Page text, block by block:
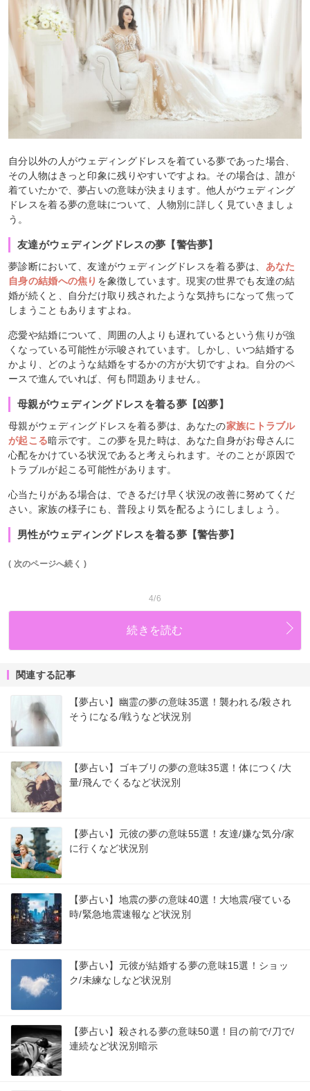
自分以外の人がウェディングドレスを着ている夢であった場合、
その人物はきっと印象に残りやすいですよね。その場合は、誰が
着ていたかで、夢占いの意味が決まります。他人がウェディング
ドレスを着る夢の意味について、人物別に詳しく見ていきましょ
う。
友達がウェディングドレスの夢【警告夢】
夢診断において、友達がウェディングドレスを着る夢は、 あなた
自身の結婚への焦り を象徴しています。現実の世界でも友達の結
婚が続くと、自分だけ取り残されたような気持ちになって焦って
しまうこともありますよね。
恋愛や結婚について、周囲の人よりも遅れているという焦りが強
くなっている可能性が示唆されています。しかし、いつ結婚する
かより、どのような結婚をするかの方が大切ですよね。自分のペ
ースで進んでいれば、何も問題ありません。
母親がウェディングドレスを着る夢【凶夢】
母親がウェディングドレスを着る夢は、あなたの家族にトラブル
が起こる暗示です。この夢を見た時は、あなた自身がお母さんに
心配をかけている状況であると考えられます。そのことが原因で
トラブルが起こる可能性があります。
心当たりがある場合は、できるだけ早く状況の改善に努めてくだ
さい。家族の様子にも、普段より気を配るようにしましょう。
男性がウェディングドレスを着る夢【警告夢】
( 次のページへ続く )
4/6
続きを読む
関連する記事
【夢占い】幽霊の夢の意味35選！襲われる/殺され
そうになる/戦うなど状況別
【夢占い】ゴキブリの夢の意味35選！体につく/大
量/飛んでくるなど状況別
【夢占い】元彼の夢の意味55選！友達/嫌な気分/家
に行くなど状況別
【夢占い】地震の夢の意味40選！大地震/寝ている
時/緊急地震速報など状況別
【夢占い】元彼が結婚する夢の意味15選！ショッ
ク/未練なしなど状況別
【夢占い】殺される夢の意味50選！目の前で/刀で/
連続など状況別暗示